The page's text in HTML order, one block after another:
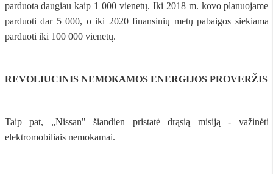
parduota daugiau kaip 1 000 vienetų. Iki 2018 m. kovo planuojame
parduoti dar 5 000, o iki 2020 finansinių metų pabaigos siekiama
parduoti iki 100 000 vienetų.
REVOLIUCINIS NEMOKAMOS ENERGIJOS PROVERŽIS
Taip pat, „Nissan" šiandien pristatė drąsią misiją - važinėti
elektromobiliais nemokamai.